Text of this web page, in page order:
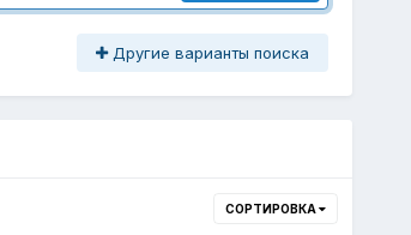
Другие варианты поиска
СОРТИРОВКА